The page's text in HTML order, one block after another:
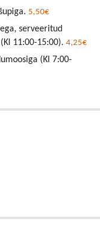
5,50€
serveeritud
11:00-15:00). 4,25€
(Kl 7:00-